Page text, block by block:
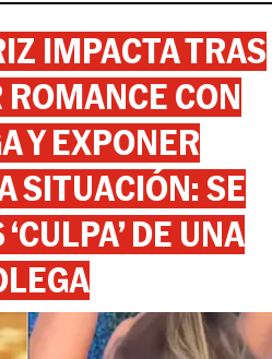
IMPACTA TRAS
CON
Y EXPONER
SITUACIÓN: SE
DE UNA